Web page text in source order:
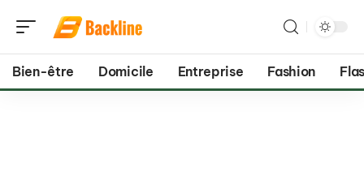
Bien-être Domicile Entreprise Fashion